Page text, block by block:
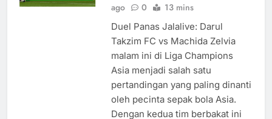
ago
0 13 mins
Duel Panas Jalalive: Darul
Takzim FC vs Machida Zelvia
malam ini di Liga Champions
Asia menjadi salah satu
pertandingan yang paling dinanti
oleh pecinta sepak bola Asia.
Dengan kedua tim berbakat ini